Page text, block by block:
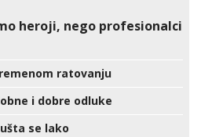
heroji, nego profesionalci
ratovanju
i dobre odluke
se lako